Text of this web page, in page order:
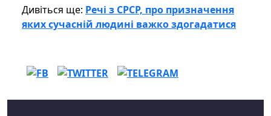
Дивіться ще: Речі з СРСР, про призначення
яких сучасній людині важко здогадатися